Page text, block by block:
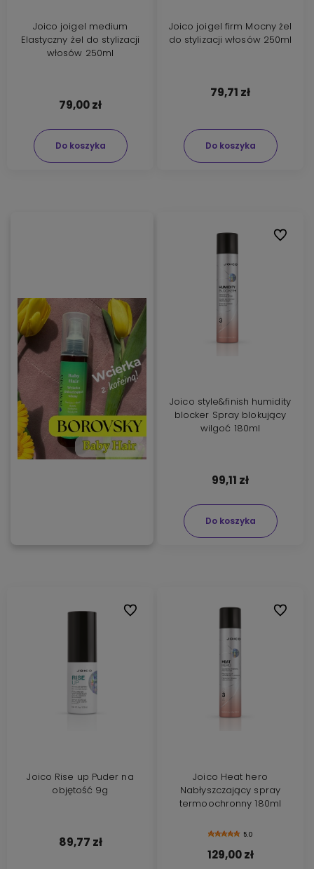
Joico joigel medium
Elastyczny żel do stylizacji
włosów 250ml
79,00 zł
Do koszyka
Joico joigel firm Mocny żel
do stylizacji włosów 250ml
79,71 zł
Do koszyka
Joico style&finish humidity
blocker Spray blokujący
wilgoć 180ml
99,11 zł
Do koszyka
Do
Joico Rise up Puder na
objętość 9g
89,77 zł
Do ulubionych
Joico Heat hero
Nabłyszczający spray
termoochronny 180ml
5.0
129,00 zł
Do